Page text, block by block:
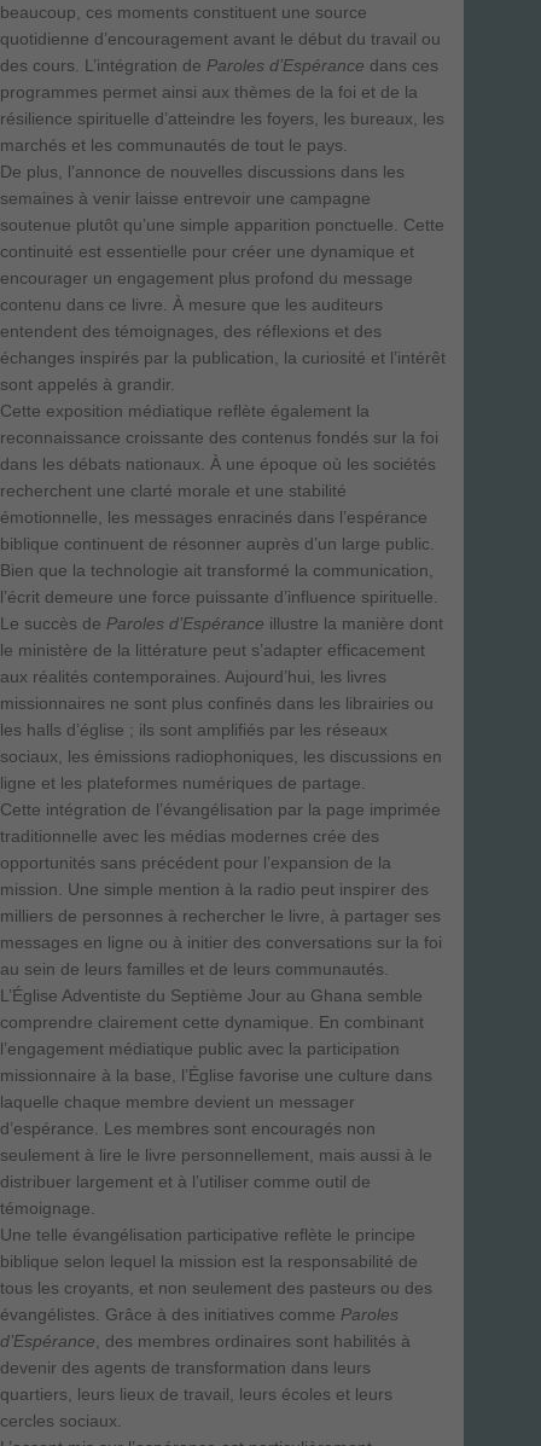
beaucoup, ces moments constituent une source
quotidienne d’encouragement avant le début du travail ou
des cours. L’intégration de Paroles d’Espérance dans ces
programmes permet ainsi aux thèmes de la foi et de la
résilience spirituelle d’atteindre les foyers, les bureaux, les
marchés et les communautés de tout le pays.
De plus, l’annonce de nouvelles discussions dans les
semaines à venir laisse entrevoir une campagne
soutenue plutôt qu’une simple apparition ponctuelle. Cette
continuité est essentielle pour créer une dynamique et
encourager un engagement plus profond du message
contenu dans ce livre. À mesure que les auditeurs
entendent des témoignages, des réflexions et des
échanges inspirés par la publication, la curiosité et l’intérêt
sont appelés à grandir.
Cette exposition médiatique reflète également la
reconnaissance croissante des contenus fondés sur la foi
dans les débats nationaux. À une époque où les sociétés
recherchent une clarté morale et une stabilité
émotionnelle, les messages enracinés dans l’espérance
biblique continuent de résonner auprès d’un large public.
Bien que la technologie ait transformé la communication,
l’écrit demeure une force puissante d’influence spirituelle.
Le succès de Paroles d’Espérance illustre la manière dont
le ministère de la littérature peut s’adapter efficacement
aux réalités contemporaines. Aujourd’hui, les livres
missionnaires ne sont plus confinés dans les librairies ou
les halls d’église ; ils sont amplifiés par les réseaux
sociaux, les émissions radiophoniques, les discussions en
ligne et les plateformes numériques de partage.
Cette intégration de l’évangélisation par la page imprimée
traditionnelle avec les médias modernes crée des
opportunités sans précédent pour l’expansion de la
mission. Une simple mention à la radio peut inspirer des
milliers de personnes à rechercher le livre, à partager ses
messages en ligne ou à initier des conversations sur la foi
au sein de leurs familles et de leurs communautés.
L’Église Adventiste du Septième Jour au Ghana semble
comprendre clairement cette dynamique. En combinant
l’engagement médiatique public avec la participation
missionnaire à la base, l’Église favorise une culture dans
laquelle chaque membre devient un messager
d’espérance. Les membres sont encouragés non
seulement à lire le livre personnellement, mais aussi à le
distribuer largement et à l’utiliser comme outil de
témoignage.
Une telle évangélisation participative reflète le principe
biblique selon lequel la mission est la responsabilité de
tous les croyants, et non seulement des pasteurs ou des
évangélistes. Grâce à des initiatives comme Paroles
d’Espérance , des membres ordinaires sont habilités à
devenir des agents de transformation dans leurs
quartiers, leurs lieux de travail, leurs écoles et leurs
cercles sociaux.